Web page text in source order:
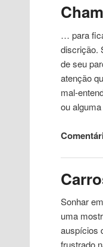
… para
discrição.
de seu
atenção
mal-
ou
Sonhar
uma
auspícios